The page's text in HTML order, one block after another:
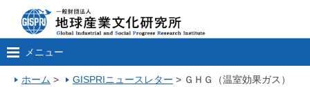
メニュー
ホーム > GISPRIニュースレター > ＧＨＧ（温室効果ガス）